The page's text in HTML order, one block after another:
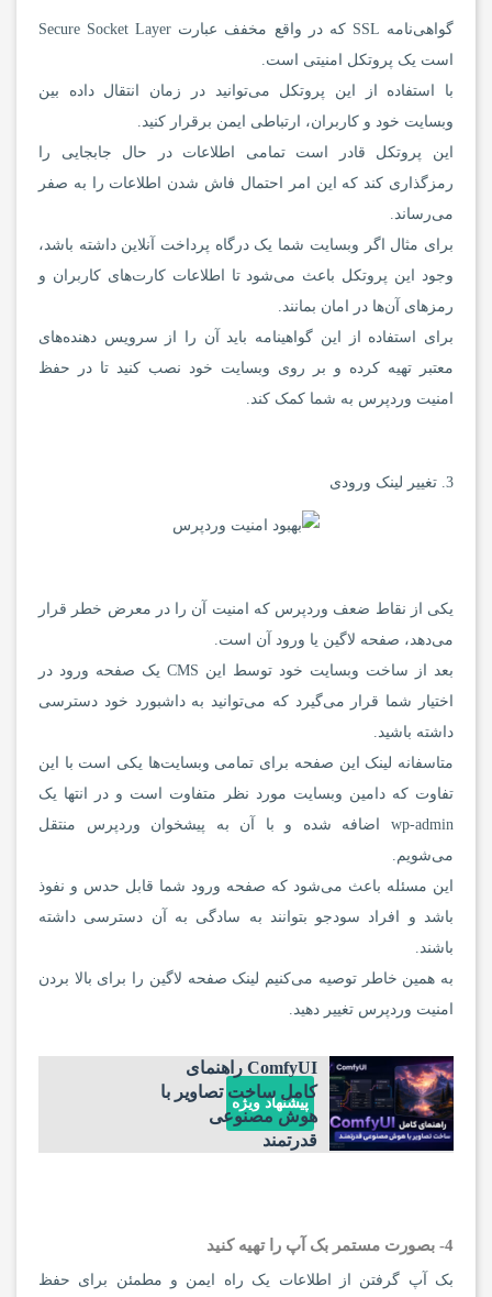
گواهی‌نامه SSL که در واقع مخفف عبارت Secure Socket Layer
است یک پروتکل امنیتی است.
با استفاده از این پروتکل می‌توانید در زمان انتقال داده بین
وبسایت خود و کاربران، ارتباطی ایمن برقرار کنید.
این پروتکل قادر است تمامی اطلاعات در حال جابجایی را
رمزگذاری کند که این امر احتمال فاش شدن اطلاعات را به صفر
می‌رساند.
برای مثال اگر وبسایت شما یک درگاه پرداخت آنلاین داشته باشد،
وجود این پروتکل باعث می‌شود تا اطلاعات کارت‌های کاربران و
رمزهای آن‌ها در امان بمانند.
برای استفاده از این گواهینامه باید آن را از سرویس‌ دهنده‌های
معتبر تهیه کرده و بر روی وبسایت خود نصب کنید تا در حفظ
امنیت وردپرس به شما کمک کند.
3. تغییر لینک ورودی
یکی از نقاط ضعف وردپرس که امنیت آن را در معرض خطر قرار
می‌دهد، صفحه لاگین یا ورود آن است.
بعد از ساخت وبسایت خود توسط این CMS یک صفحه ورود در
اختیار شما قرار می‌گیرد که می‌توانید به داشبورد خود دسترسی
داشته باشید.
متاسفانه لینک این صفحه برای تمامی وبسایت‌ها یکی است با این
تفاوت که دامین وبسایت مورد نظر متفاوت است و در انتها یک
wp-admin اضافه شده و با آن به پیشخوان وردپرس منتقل
می‌شویم.
این مسئله باعث می‌شود که صفحه ورود شما قابل حدس و نفوذ
باشد و افراد سودجو بتوانند به سادگی به آن دسترسی داشته
باشند.
به همین خاطر توصیه می‌کنیم لینک صفحه لاگین را برای بالا بردن
امنیت وردپرس تغییر دهید.
پیشنهاد ویژه
ComfyUI راهنمای
کامل ساخت تصاویر با
هوش مصنوعی
قدرتمند
4- بصورت مستمر بک آپ را تهیه کنید
بک آپ گرفتن از اطلاعات یک راه ایمن و مطمئن برای حفظ